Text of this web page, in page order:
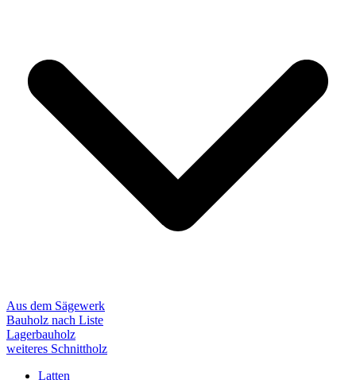
Aus dem Sägewerk
Bauholz nach Liste
Lagerbauholz
weiteres Schnittholz
Latten